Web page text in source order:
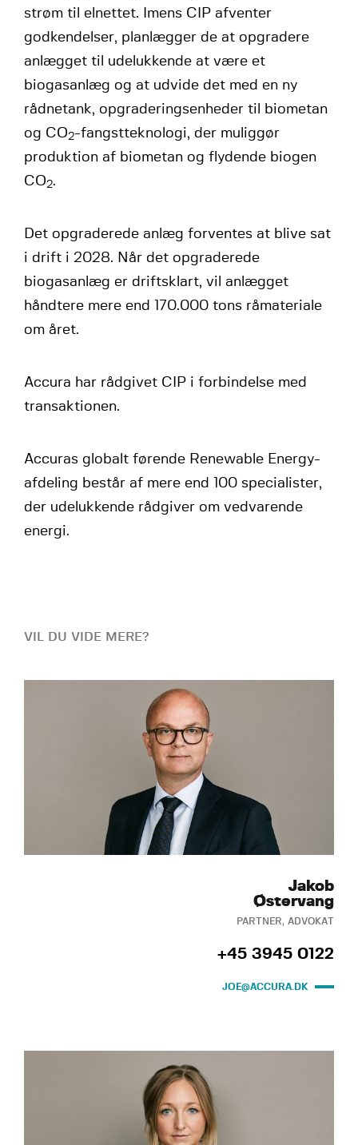
strøm til elnettet. Imens CIP afventer
godkendelser, planlægger de at opgradere
anlægget til udelukkende at være et
biogasanlæg og at udvide det med en ny
rådnetank, opgraderingsenheder til biometan
og CO2-fangstteknologi, der muliggør
produktion af biometan og flydende biogen
CO2.
Det opgraderede anlæg forventes at blive sat
i drift i 2028. Når det opgraderede
biogasanlæg er driftsklart, vil anlægget
håndtere mere end 170.000 tons råmateriale
om året.
Accura har rådgivet CIP i forbindelse med
transaktionen.
Accuras globalt førende Renewable Energy-
afdeling består af mere end 100 specialister,
der udelukkende rådgiver om vedvarende
energi.
VIL DU VIDE MERE?
Jakob
Østervang
PARTNER, ADVOKAT
+45 3945 0122
JOE@ACCURA.DK